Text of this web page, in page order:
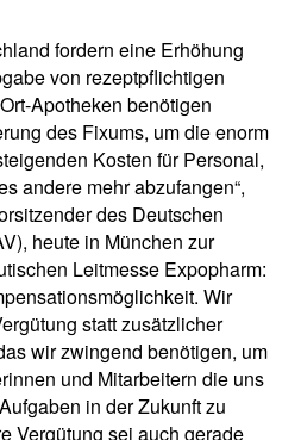
fordern eine Erhöhung
von rezeptpflichtigen
Apotheken benötigen
des Fixums, um die enorm
Kosten für Personal,
andere mehr abzufangen“,
des Deutschen
heute in München zur
Leitmesse Expopharm:
Wir
statt zusätzlicher
wir zwingend benötigen, um
und Mitarbeitern die uns
in der Zukunft zu
Vergütung sei auch gerade